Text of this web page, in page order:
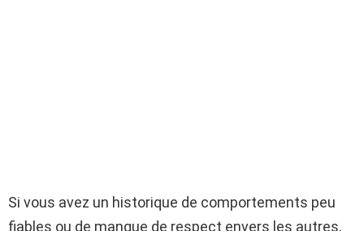
Si vous avez un historique de comportements peu
fiables ou de manque de respect envers les autres,